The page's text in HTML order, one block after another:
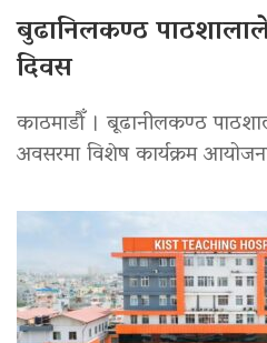
बुढानिलकण्ठ पाठशालाले
दिवस
काठमाडौँ । बूढानीलकण्ठ
अवसरमा विशेष कार्यक्रम